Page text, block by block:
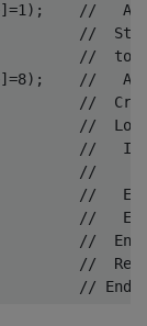
//
//
//  to
//
//
//
//
//
//
//
//  End
//